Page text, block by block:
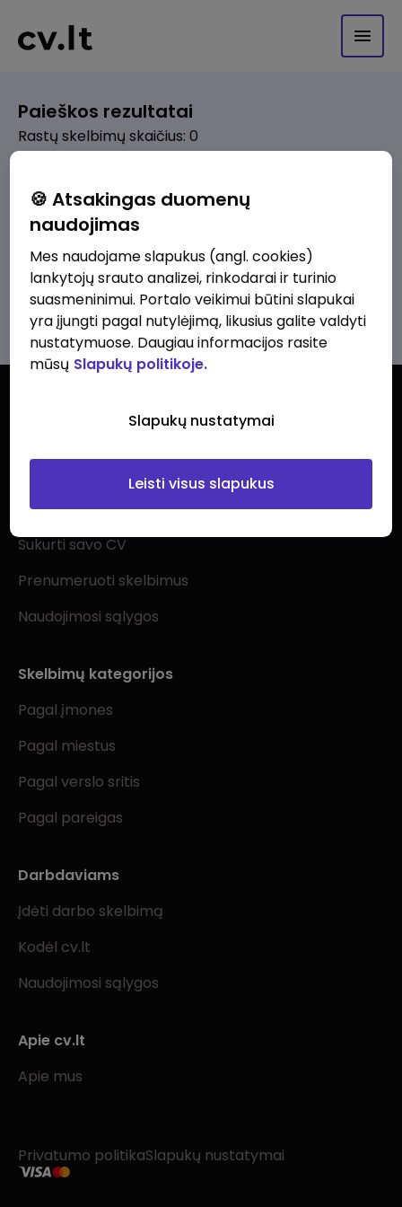
Paieškos rezultatai
Rastų skelbimų skaičius: 0
Pagal pasirinktus kriterijus skelbimų
nerasta. Pakoreguokite paiešką ir
bandykite dar kartą.
Žiūrėti visus skelbimus
Ieškantiems darbo
Visi darbo skelbimai
Sukurti savo CV
Prenumeruoti skelbimus
Naudojimosi sąlygos
Skelbimų kategorijos
Pagal įmones
Pagal miestus
Pagal verslo sritis
Pagal pareigas
Darbdaviams
Įdėti darbo skelbimą
Kodėl cv.lt
Naudojimosi sąlygos
Apie cv.lt
Apie mus
Privatumo politikaSlapukų nustatymai
🍪 Atsakingas duomenų
naudojimas
Mes naudojame slapukus (angl. cookies)
lankytojų srauto analizei, rinkodarai ir turinio
suasmeninimui. Portalo veikimui būtini slapukai
yra įjungti pagal nutylėjimą, likusius galite valdyti
nustatymuose. Daugiau informacijos rasite
mūsų Slapukų politikoje.
Slapukų nustatymai
Leisti visus slapukus